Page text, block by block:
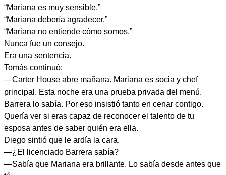
“Mariana es muy sensible.”
“Mariana debería agradecer.”
“Mariana no entiende cómo somos.”
Nunca fue un consejo.
Era una sentencia.
Tomás continuó:
—Carter House abre mañana. Mariana es socia y chef
principal. Esta noche era una prueba privada del menú.
Barrera lo sabía. Por eso insistió tanto en cenar contigo.
Quería ver si eras capaz de reconocer el talento de tu
esposa antes de saber quién era ella.
Diego sintió que le ardía la cara.
—¿El licenciado Barrera sabía?
—Sabía que Mariana era brillante. Lo sabía desde antes que